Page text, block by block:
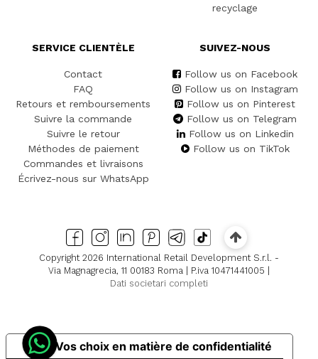
recyclage
SERVICE CLIENTÈLE
Contact
FAQ
Retours et remboursements
Suivre la commande
Suivre le retour
Méthodes de paiement
Commandes et livraisons
Écrivez-nous sur WhatsApp
SUIVEZ-NOUS
Follow us on Facebook
Follow us on Instagram
Follow us on Pinterest
Follow us on Telegram
Follow us on Linkedin
Follow us on TikTok
Copyright 2026 International Retail Development S.r.l. -
Via Magnagrecia, 11 00183 Roma | P.iva 10471441005 |
Dati societari completi
Vos choix en matière de confidentialité